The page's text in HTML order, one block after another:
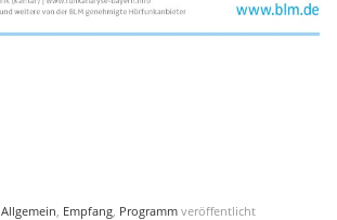
Allgemein, Empfang, Programm veröffentlicht